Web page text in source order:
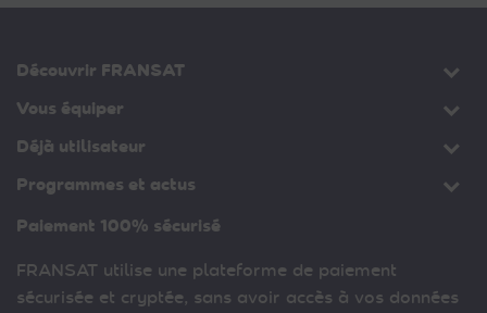
Découvrir FRANSAT
Vous équiper
Déjà utilisateur
Programmes et actus
Paiement 100% sécurisé
FRANSAT utilise une plateforme de paiement
sécurisée et cryptée, sans avoir accès à vos données